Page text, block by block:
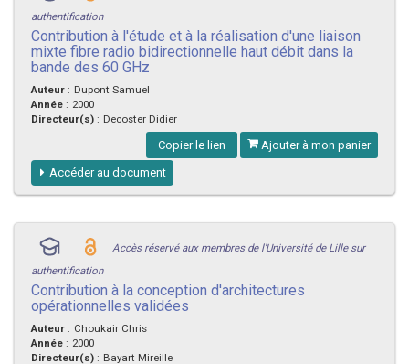
authentification
Contribution à l'étude et à la réalisation d'une liaison
mixte fibre radio bidirectionnelle haut débit dans la
bande des 60 GHz
Auteur : Dupont Samuel
Année : 2000
Directeur(s) : Decoster Didier
Copier le lien Ajouter à mon panier
Accéder au document
Accès réservé aux membres de l'Université de Lille sur
authentification
Contribution à la conception d'architectures
opérationnelles validées
Auteur : Choukair Chris
Année : 2000
Directeur(s) : Bayart Mireille